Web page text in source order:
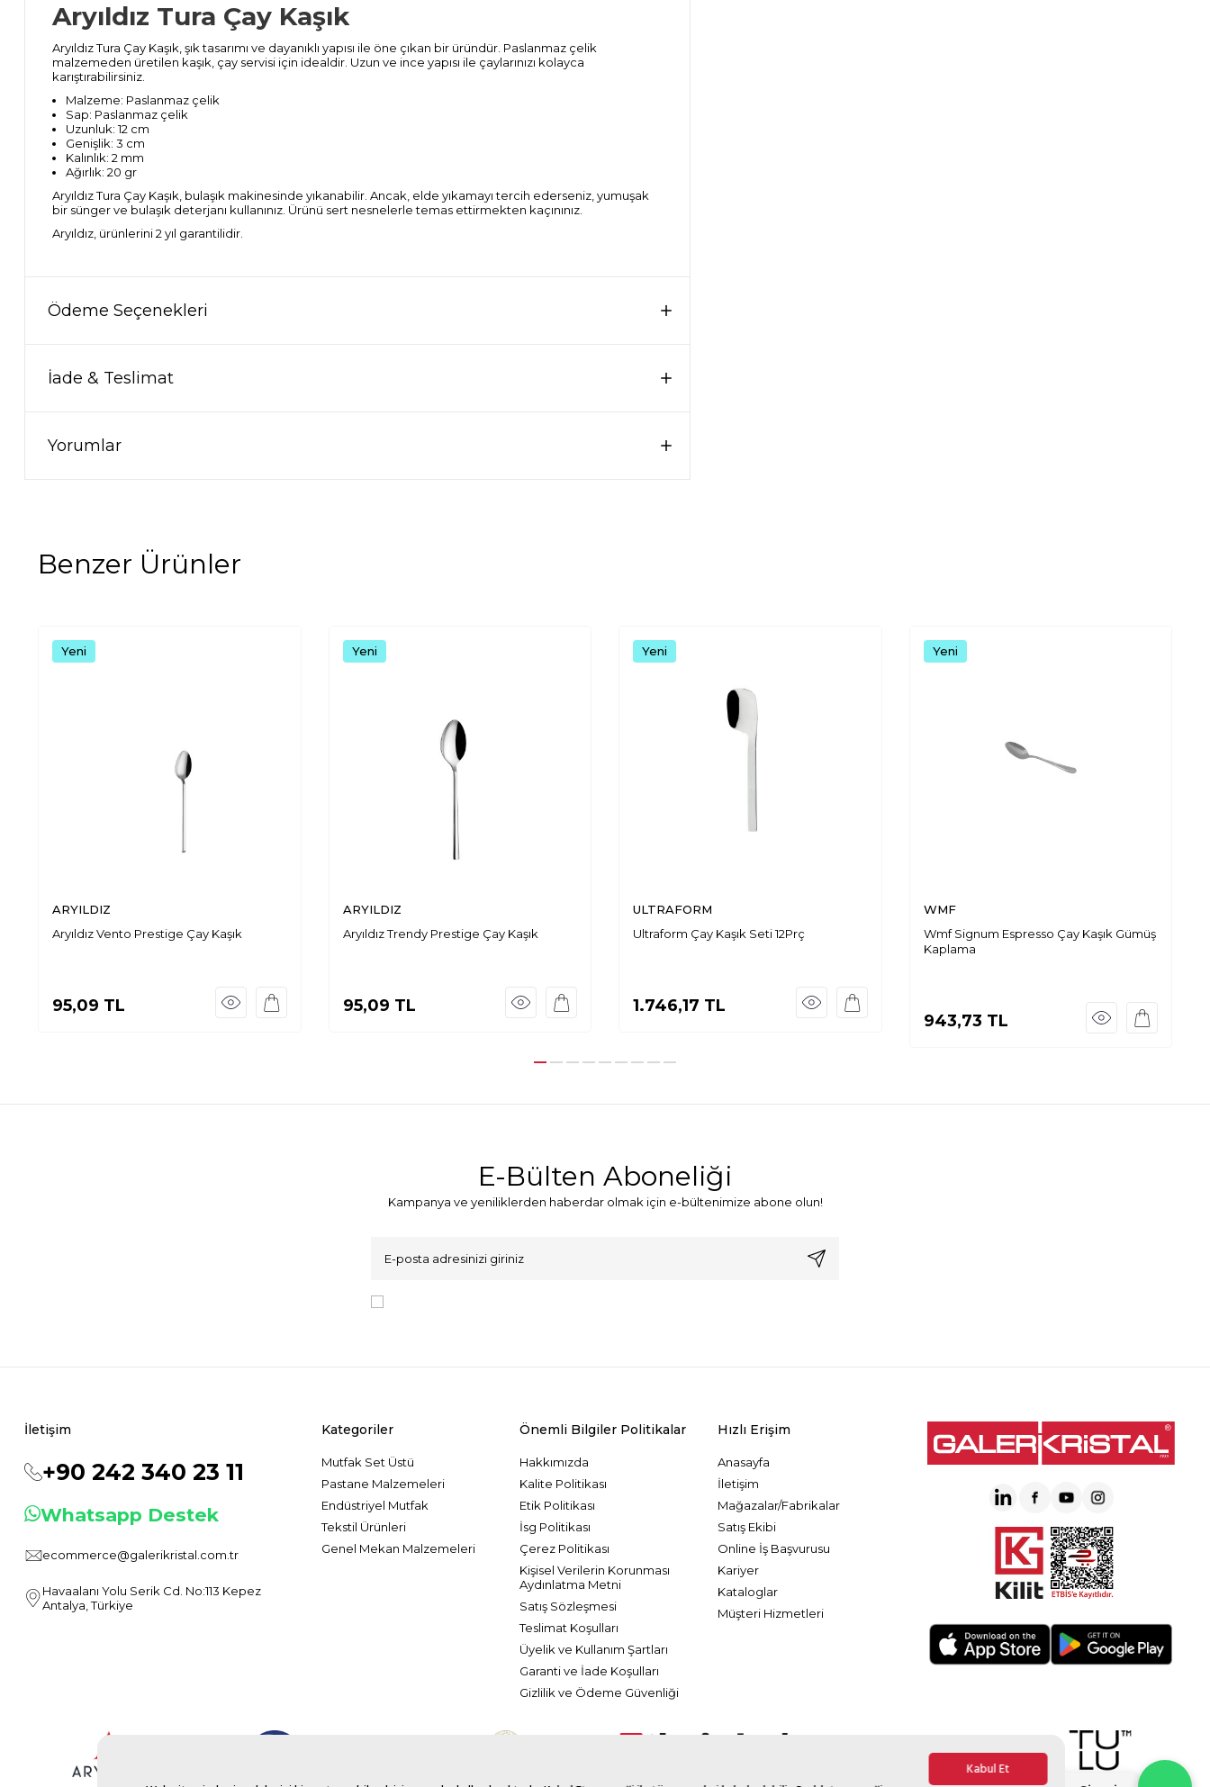
Kabul Et
Aryıldız Tura Çay Kaşık
Aryıldız Tura Çay Kaşık, şık tasarımı ve dayanıklı yapısı ile öne çıkan bir üründür. Paslanmaz çelik
malzemeden üretilen kaşık, çay servisi için idealdir. Uzun ve ince yapısı ile çaylarınızı kolayca
karıştırabilirsiniz.
Malzeme: Paslanmaz çelik
Sap: Paslanmaz çelik
Uzunluk: 12 cm
Genişlik: 3 cm
Kalınlık: 2 mm
Ağırlık: 20 gr
Aryıldız Tura Çay Kaşık, bulaşık makinesinde yıkanabilir. Ancak, elde yıkamayı tercih ederseniz, yumuşak
bir sünger ve bulaşık deterjanı kullanınız. Ürünü sert nesnelerle temas ettirmekten kaçınınız.
Aryıldız, ürünlerini 2 yıl garantilidir.
Ödeme Seçenekleri
İade & Teslimat
Yorumlar
Benzer Ürünler
Yeni
ARYILDIZ
Aryıldız Vento Prestige Çay Kaşık
95,09 TL
Yeni
ARYILDIZ
Aryıldız Trendy Prestige Çay Kaşık
95,09 TL
Yeni
ULTRAFORM
Ultraform Çay Kaşık Seti 12Prç
1.746,17 TL
Yeni
WMF
Wmf Signum Espresso Çay Kaşık Gümüş
Kaplama
943,73 TL
E-Bülten Aboneliği
Kampanya ve yeniliklerden haberdar olmak için e-bültenimize abone olun!
İletişim
+90 242 340 23 11
Whatsapp Destek
ecommerce@galerikristal.com.tr
Havaalanı Yolu Serik Cd. No:113 Kepez
Antalya, Türkiye
Kategoriler
Mutfak Set Üstü
Pastane Malzemeleri
Endüstriyel Mutfak
Tekstil Ürünleri
Genel Mekan Malzemeleri
Önemli Bilgiler Politikalar
Hakkımızda
Kalite Politikası
Etik Politikası
İsg Politikası
Çerez Politikası
Kişisel Verilerin Korunması
Aydınlatma Metni
Satış Sözleşmesi
Teslimat Koşulları
Üyelik ve Kullanım Şartları
Garanti ve İade Koşulları
Gizlilik ve Ödeme Güvenliği
Hızlı Erişim
Anasayfa
İletişim
Mağazalar/Fabrikalar
Satış Ekibi
Online İş Başvurusu
Kariyer
Kataloglar
Müşteri Hizmetleri